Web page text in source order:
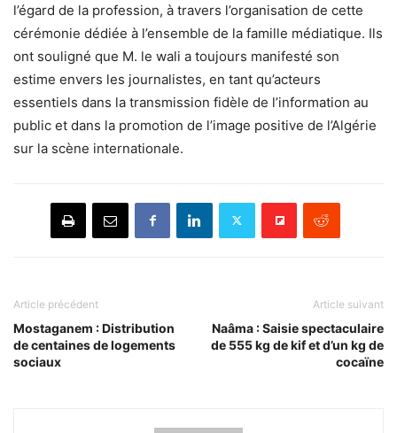
l’égard de la profession, à travers l’organisation de cette
cérémonie dédiée à l’ensemble de la famille médiatique. Ils
ont souligné que M. le wali a toujours manifesté son
estime envers les journalistes, en tant qu’acteurs
essentiels dans la transmission fidèle de l’information au
public et dans la promotion de l’image positive de l’Algérie
sur la scène internationale.
Article précédent
Mostaganem : Distribution
de centaines de logements
sociaux
Article suivant
Naâma : Saisie spectaculaire
de 555 kg de kif et d’un kg de
cocaïne